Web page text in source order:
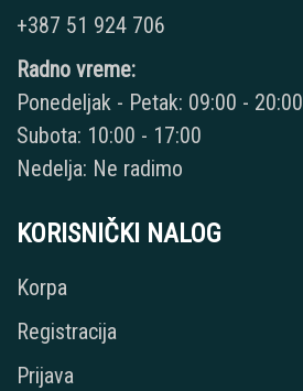
+387 51 924 706
Radno vreme:
Ponedeljak - Petak: 09:00 - 20:00
Subota: 10:00 - 17:00
Nedelja: Ne radimo
KORISNIČKI NALOG
Korpa
Registracija
Prijava